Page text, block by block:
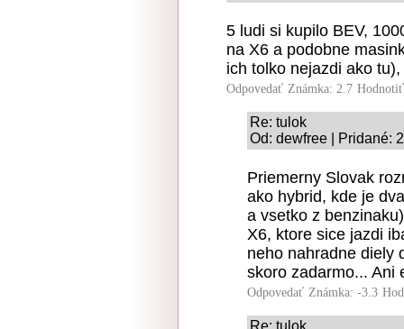
5 ludi si kupilo BEV,
na X6 a podobne
ich tolko nejazdi ako
Odpovedať Známka: 2.7
Re: tulok
Od: dewfree | Pridané:
Priemerny Slovak
ako hybrid, kde je
a vsetko z
X6, ktore sice jazdi
neho nahradne diely
skoro zadarmo... Ani
Odpovedať Známka: -3.3
Re: tulok